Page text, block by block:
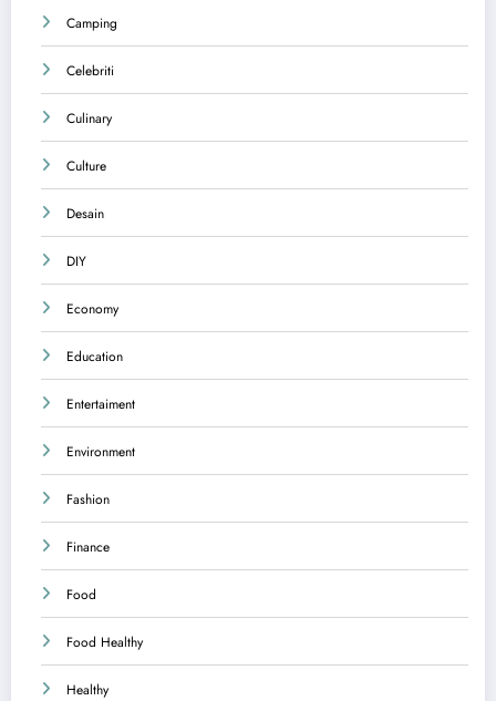
Camping
Celebriti
Culinary
Culture
Desain
DIY
Economy
Education
Entertaiment
Environment
Fashion
Finance
Food
Food Healthy
Healthy